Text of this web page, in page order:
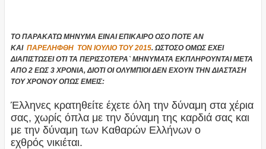
ΤΟ ΠΑΡΑΚΑΤΩ ΜΗΝΥΜΑ ΕΙΝΑΙ ΕΠΙΚΑΙΡΟ ΟΣΟ ΠΟΤΕ ΑΝ
ΚΑΙ ΠΑΡΕΛΗΦΘΗ ΤΟΝ ΙΟΥΛΙΟ ΤΟΥ 2015. ΩΣΤΟΣΟ ΟΜΩΣ ΕΧΕΙ
ΔΙΑΠΙΣΤΩΣΕΙ ΟΤΙ ΤΑ ΠΕΡΙΣΣΟΤΕΡΑ` ΜΗΝΥΜΑΤΑ ΕΚΠΛΗΡΟΥΝΤΑΙ ΜΕΤΑ
ΑΠΟ 2 ΕΩΣ 3 ΧΡΟΝΙΑ, ΔΙΟΤΙ ΟΙ ΟΛΥΜΠΙΟΙ ΔΕΝ ΕΧΟΥΝ ΤΗΝ ΔΙΑΣΤΑΣΗ
ΤΟΥ ΧΡΟΝΟΥ ΟΠΩΣ ΕΜΕΙΣ:
Έλληνες κρατηθείτε έχετε όλη την δύναμη στα χέρια
σας, χωρίς όπλα με την δύναμη της καρδιά σας και
με την δύναμη των Καθαρών Ελλήνων ο
εχθρός νικιέται.